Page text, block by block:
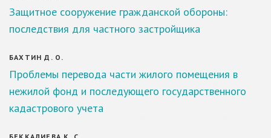
Защитное сооружение гражданской обороны:
последствия для частного застройщика
БАХТИН Д. О.
Проблемы перевода части жилого помещения в
нежилой фонд и последующего государственного
кадастрового учета